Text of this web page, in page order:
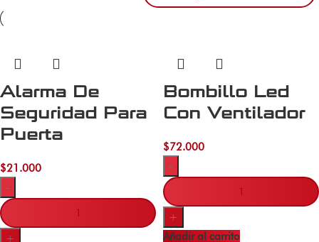
Alarma De
Seguridad Para
Puerta
$21.000
-
+
Bombillo Led
Con Ventilador
$72.000
-
+
Añadir al carrito